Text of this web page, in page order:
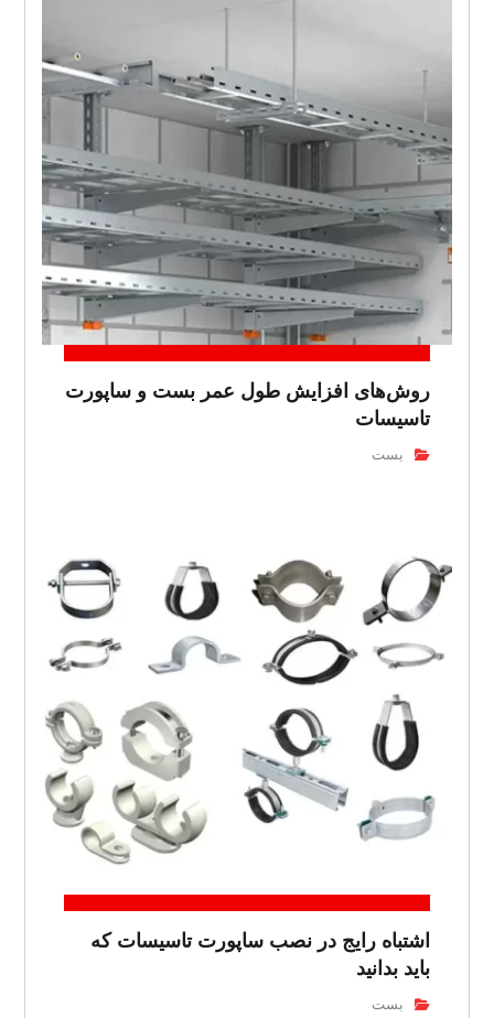
روش‌های افزایش طول عمر بست و ساپورت
تاسیسات
بست
اشتباه رایج در نصب ساپورت تاسیسات که
باید بدانید
بست